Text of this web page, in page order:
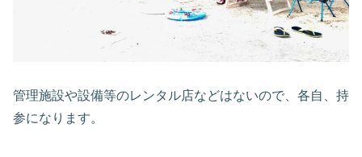
管理施設や設備等のレンタル店などはないので、各自、持
参になります。